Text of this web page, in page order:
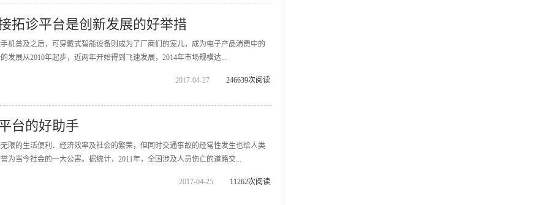
拓诊平台是创新发展的好举措
机普及之后，可穿戴式智能设备则成为了厂商们的宠儿，成为电子产品消费中的
发展从2010年起步，近两年开始得到飞速发展，2014年市场规模达...
2017-04-27 246639次阅读
台的好助手
限的生活便利、经济效率及社会的繁荣，但同时交通事故的经常性发生也给人类
为当今社会的一大公害。据统计，2011年，全国涉及人员伤亡的道路交...
2017-04-25 11262次阅读